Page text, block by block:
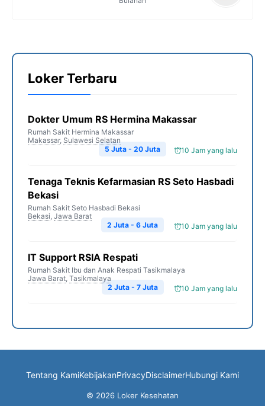
Loker Terbaru
Dokter Umum RS Hermina Makassar
Rumah Sakit Hermina Makassar
Makassar, Sulawesi Selatan
10 Jam yang lalu
5 Juta - 20 Juta
Tenaga Teknis Kefarmasian RS Seto Hasbadi
Bekasi
Rumah Sakit Seto Hasbadi Bekasi
Bekasi, Jawa Barat
10 Jam yang lalu
2 Juta - 6 Juta
IT Support RSIA Respati
Rumah Sakit Ibu dan Anak Respati Tasikmalaya
Jawa Barat, Tasikmalaya
10 Jam yang lalu
2 Juta - 7 Juta
Tentang KamiKebijakanPrivacyDisclaimerHubungi Kami
© 2026 Loker Kesehatan